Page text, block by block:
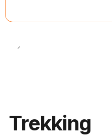
Trekking